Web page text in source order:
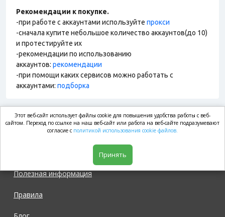
Рекомендации к покупке.
-при работе с аккаунтами используйте прокси
-сначала купите небольшое количество аккаунтов(до 10)
и протестируйте их
-рекомендации по использованию
аккаунтов: рекомендации
-при помощи каких сервисов можно работать с
аккаунтами: подборка
market.com
Полезная информация
Правила
Этот веб-сайт использует файлы cookie для повышения удобства работы с веб-
сайтом. Переход по ссылке на наш веб-сайт или работа на веб-сайте подразумевают
согласие с политикой использования cookie файлов.
Принять